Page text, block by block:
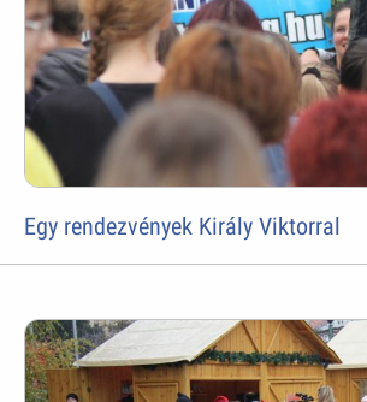
Egy rendezvények Király Viktorral